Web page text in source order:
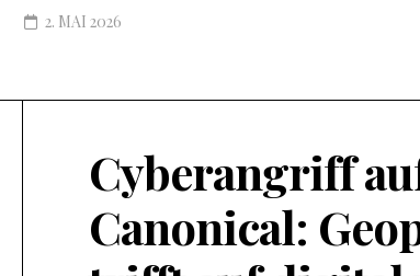
2. MAI 2026
Cyberangriff
Canonical: